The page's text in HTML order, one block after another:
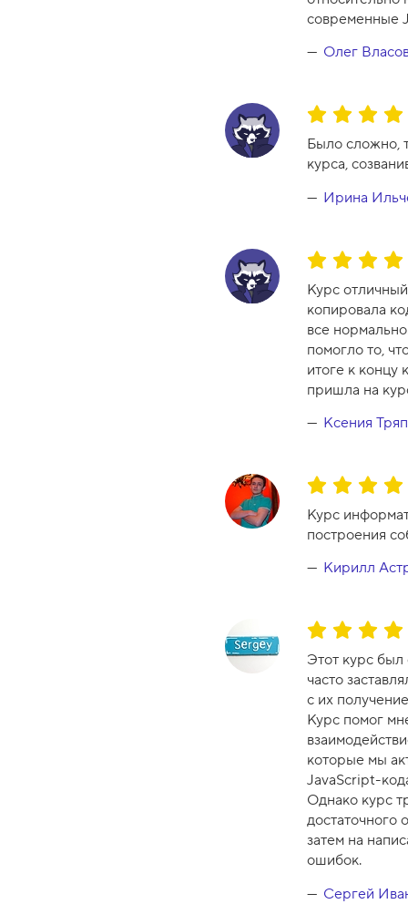
р
с
а
0
современные
Олег
О
ц
е
н
к
у
р
с
а
-
1
0
Было сложно,
курса,
Ирина
О
е
н
к
а
к
у
р
-
1
0
Курс
копировала
все
помогло то,
итоге к концу
пришла на
Ксения
О
е
н
к
у
р
с
а
-
1
0
Курс
построения
Кирилл
О
ц
е
н
к
а
к
у
р
с
а
-
1
0
Этот курс
часто
с их
Курс помог
которые мы
JavaScript-
Однако курс
достаточного
затем на
ошибок.
Сергей